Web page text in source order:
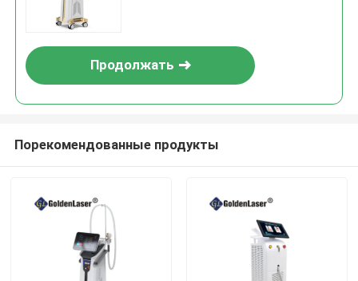
Продолжать
Порекомендованные продукты